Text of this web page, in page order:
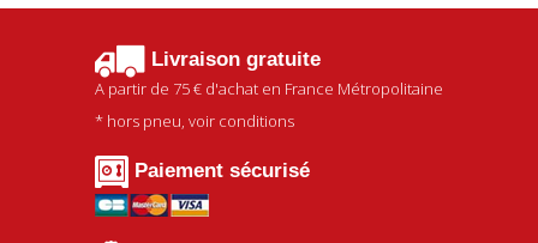
Livraison gratuite
A partir de 75 € d'achat en France Métropolitaine
* hors pneu, voir conditions
Paiement sécurisé